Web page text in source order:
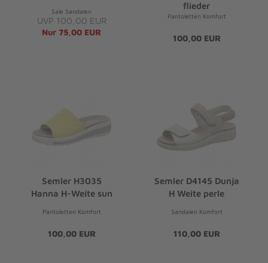
Sale Sandalen
UVP 100,00 EUR
Nur 75,00 EUR
flieder
Pantoletten Komfort
100,00 EUR
Semler H3035
Hanna H-Weite sun
Pantoletten Komfort
100,00 EUR
Semler D4145 Dunja
H Weite perle
Sandalen Komfort
110,00 EUR